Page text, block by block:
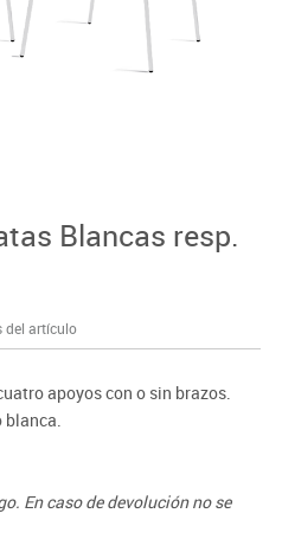
Blancas resp.
del artículo
apoyos con o sin brazos.
En caso de devolución no se